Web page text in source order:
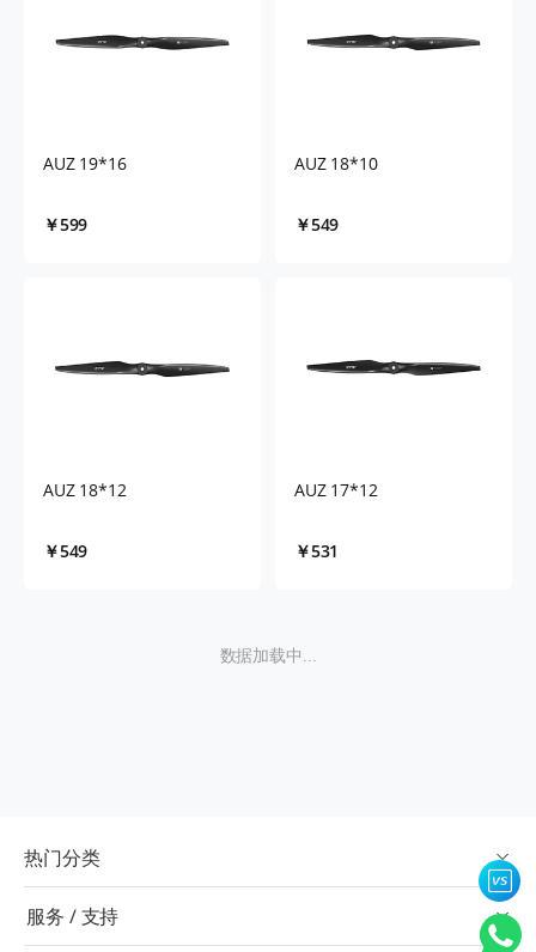
AUZ 19*16
￥599
AUZ 18*10
￥549
AUZ 18*12
￥549
AUZ 17*12
￥531
数据加载中...
热门分类
服务 / 支持